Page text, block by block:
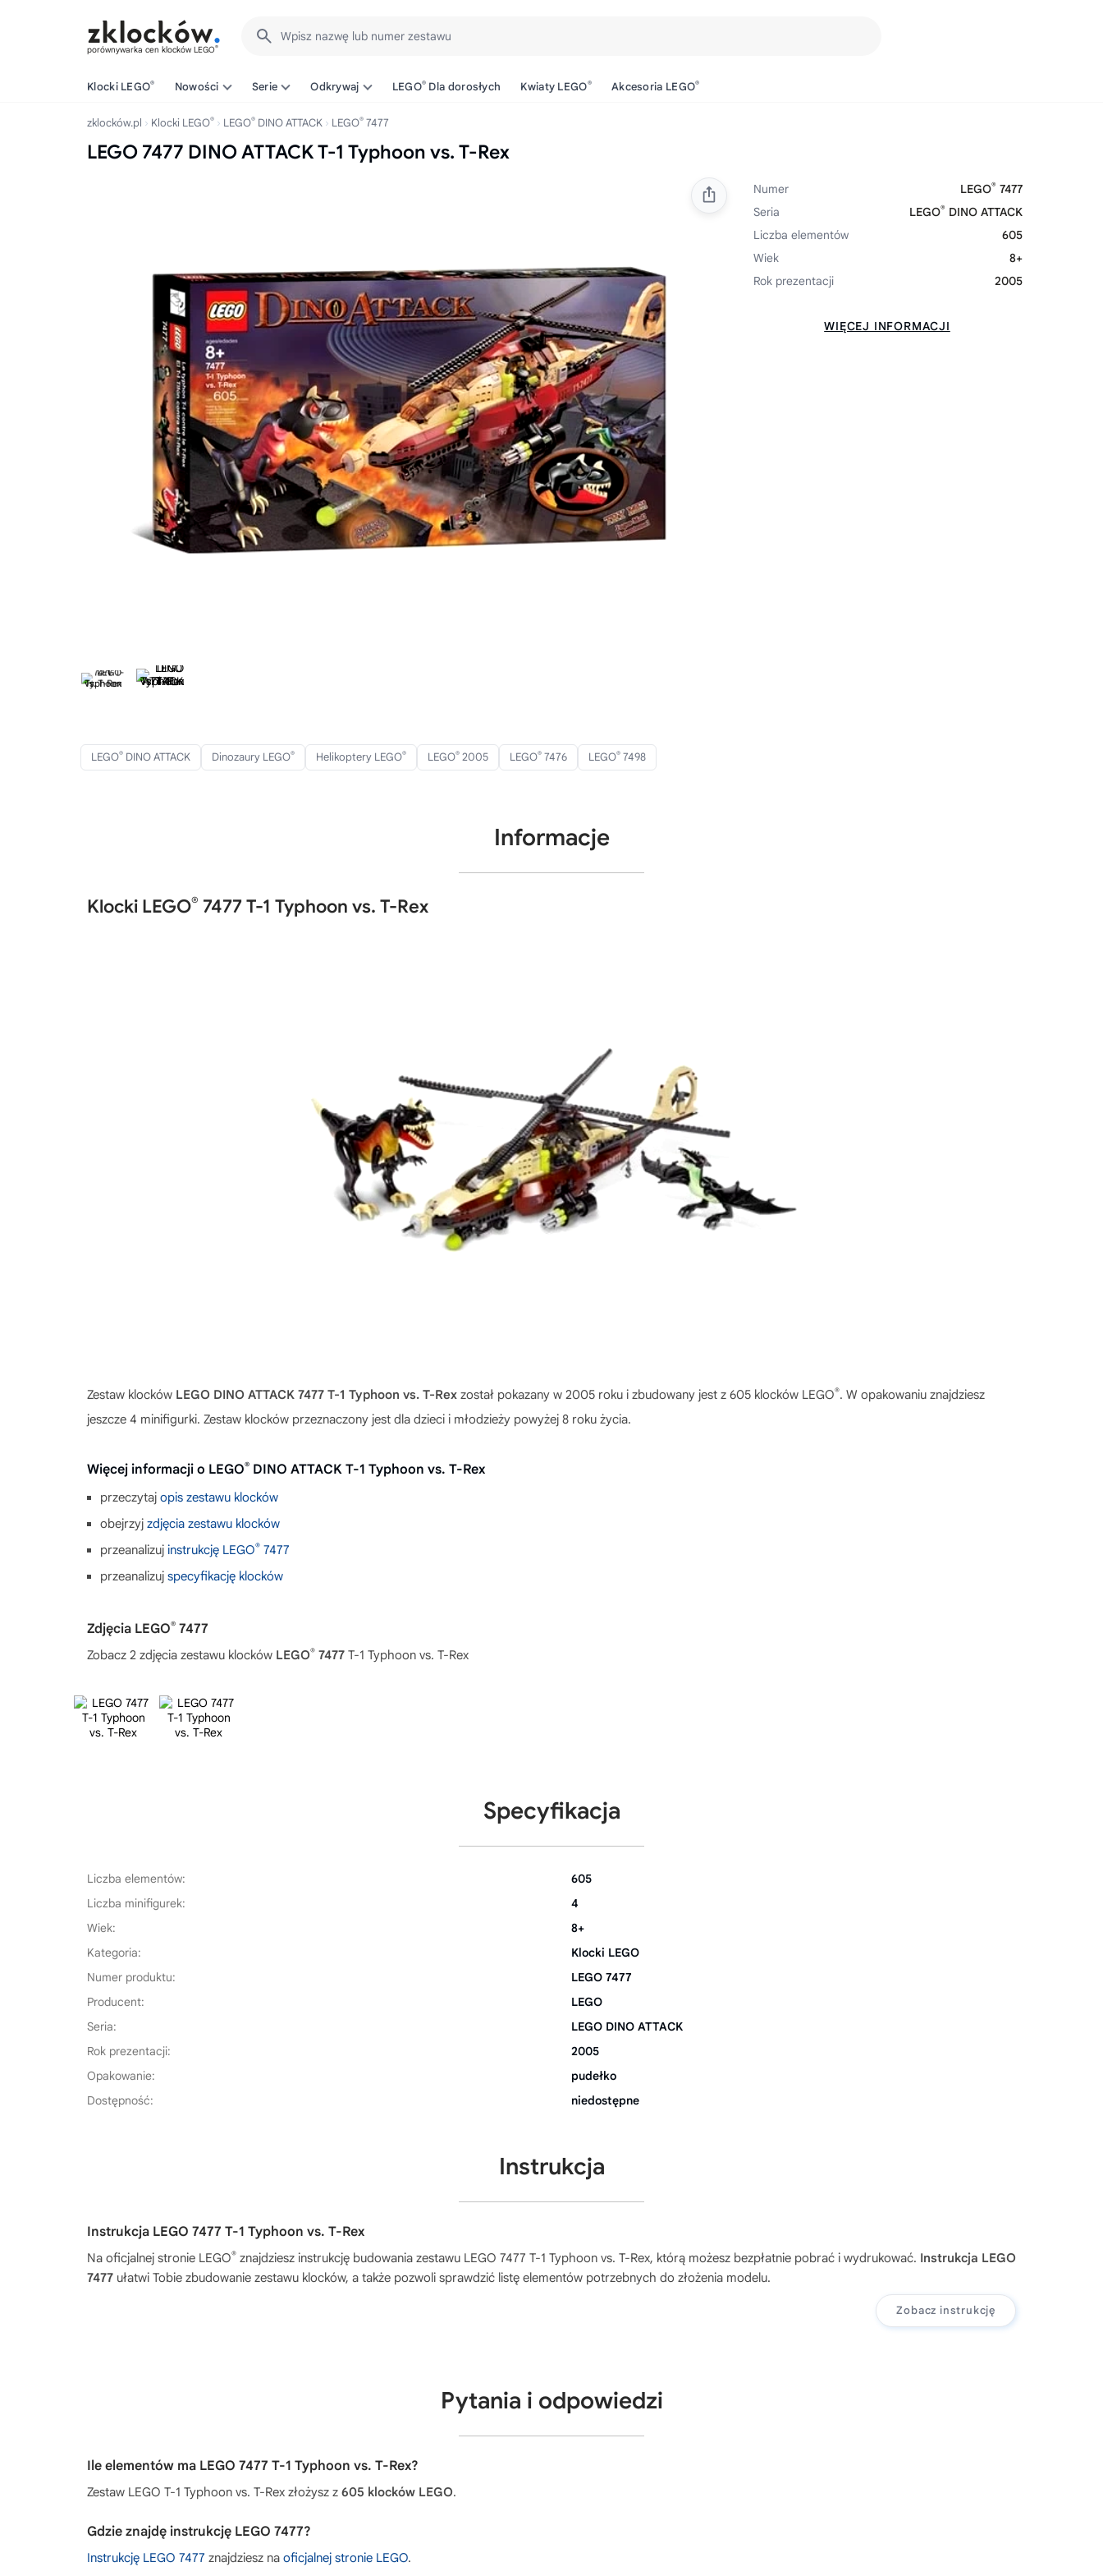
porównywarka cen klocków LEGO®
Wpisz nazwę lub numer zestawu
Klocki LEGO® Nowości Serie Odkrywaj LEGO® Dla dorosłych Kwiaty LEGO® Akcesoria LEGO®
zklocków.pl Klocki LEGO® LEGO® DINO ATTACK LEGO® 7477
LEGO 7477 DINO ATTACK T-1 Typhoon vs. T-Rex
Numer LEGO® 7477
Seria
LEGO® DINO ATTACK
Liczba elementów
605
Wiek
8+
Rok prezentacji
2005
WIĘCEJ INFORMACJI
LEGO® DINO ATTACK Dinozaury LEGO® Helikoptery LEGO® LEGO® 2005 LEGO® 7476 LEGO® 7498
Informacje
Klocki LEGO® 7477 T-1 Typhoon vs. T-Rex
Zestaw klocków LEGO DINO ATTACK 7477 T-1 Typhoon vs. T-Rex został pokazany w 2005 roku i zbudowany jest z 605 klocków LEGO®. W opakowaniu znajdziesz
jeszcze 4 minifigurki. Zestaw klocków przeznaczony jest dla dzieci i młodzieży powyżej 8 roku życia.
Więcej informacji o LEGO® DINO ATTACK T-1 Typhoon vs. T-Rex
przeczytaj opis zestawu klocków
obejrzyj zdjęcia zestawu klocków
przeanalizuj instrukcję LEGO® 7477
przeanalizuj specyfikację klocków
Zdjęcia LEGO® 7477
Zobacz 2 zdjęcia zestawu klocków LEGO® 7477 T-1 Typhoon vs. T-Rex
Specyfikacja
Liczba elementów:
605
Liczba minifigurek:
4
Wiek:
8+
Kategoria:
Klocki LEGO
Numer produktu:
LEGO 7477
Producent:
LEGO
Seria:
LEGO DINO ATTACK
Rok prezentacji:
2005
Opakowanie:
pudełko
Dostępność:
niedostępne
Instrukcja
Instrukcja LEGO 7477 T-1 Typhoon vs. T-Rex
Na oficjalnej stronie LEGO® znajdziesz instrukcję budowania zestawu LEGO 7477 T-1 Typhoon vs. T-Rex, którą możesz bezpłatnie pobrać i wydrukować. Instrukcja LEGO
7477 ułatwi Tobie zbudowanie zestawu klocków, a także pozwoli sprawdzić listę elementów potrzebnych do złożenia modelu.
Zobacz instrukcję
Pytania i odpowiedzi
Ile elementów ma LEGO 7477 T-1 Typhoon vs. T-Rex?
Zestaw LEGO T-1 Typhoon vs. T-Rex złożysz z 605 klocków LEGO.
Gdzie znajdę instrukcję LEGO 7477?
Instrukcję LEGO 7477 znajdziesz na oficjalnej stronie LEGO.